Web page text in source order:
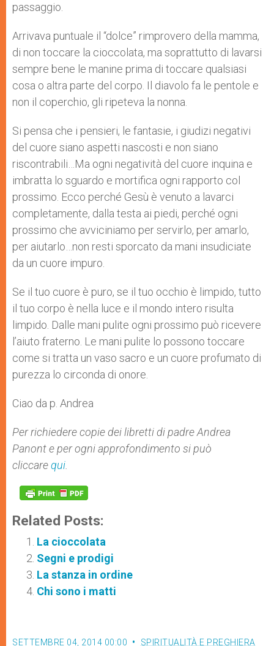
passaggio.
Arrivava puntuale il “dolce” rimprovero della mamma,
di non toccare la cioccolata, ma soprattutto di lavarsi
sempre bene le manine prima di toccare qualsiasi
cosa o altra parte del corpo. Il diavolo fa le pentole e
non il coperchio, gli ripeteva la nonna.
Si pensa che i pensieri, le fantasie, i giudizi negativi
del cuore siano aspetti nascosti e non siano
riscontrabili…Ma ogni negatività del cuore inquina e
imbratta lo sguardo e mortifica ogni rapporto col
prossimo. Ecco perché Gesù è venuto a lavarci
completamente, dalla testa ai piedi, perché ogni
prossimo che avviciniamo per servirlo, per amarlo,
per aiutarlo…non resti sporcato da mani insudiciate
da un cuore impuro.
Se il tuo cuore è puro, se il tuo occhio è limpido, tutto
il tuo corpo è nella luce e il mondo intero risulta
limpido. Dalle mani pulite ogni prossimo può ricevere
l’aiuto fraterno. Le mani pulite lo possono toccare
come si tratta un vaso sacro e un cuore profumato di
purezza lo circonda di onore.
Ciao da p. Andrea
Per richiedere copie dei libretti di padre Andrea
Panont e per ogni approfondimento si può
cliccarequi
Related Posts:
La cioccolata
Segni e prodigi
La stanza in ordine
Chi sono i matti
SETTEMBRE 04, 2014 00:00 SPIRITUALITÀ E PREGHIERA